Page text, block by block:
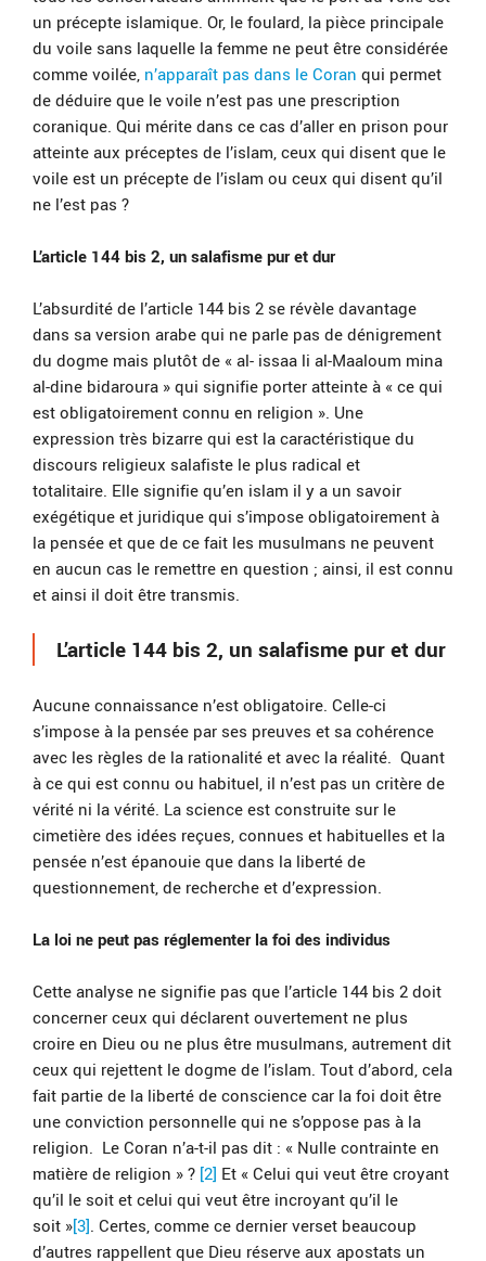
un précepte islamique. Or, le foulard, la pièce principale
du voile sans laquelle la femme ne peut être considérée
comme voilée, n’apparaît pas dans le Coran qui permet
de déduire que le voile n’est pas une prescription
coranique. Qui mérite dans ce cas d’aller en prison pour
atteinte aux préceptes de l’islam, ceux qui disent que le
voile est un précepte de l’islam ou ceux qui disent qu’il
ne l’est pas ?
L’article 144 bis 2, un salafisme pur et dur
L’absurdité de l’article 144 bis 2 se révèle davantage
dans sa version arabe qui ne parle pas de dénigrement
du dogme mais plutôt de « al- issaa li al-Maaloum mina
al-dine bidaroura » qui signifie porter atteinte à « ce qui
est obligatoirement connu en religion ». Une
expression très bizarre qui est la caractéristique du
discours religieux salafiste le plus radical et
totalitaire. Elle signifie qu’en islam il y a un savoir
exégétique et juridique qui s’impose obligatoirement à
la pensée et que de ce fait les musulmans ne peuvent
en aucun cas le remettre en question ; ainsi, il est connu
et ainsi il doit être transmis.
L’article 144 bis 2, un salafisme pur et dur
Aucune connaissance n’est obligatoire. Celle-ci
s’impose à la pensée par ses preuves et sa cohérence
avec les règles de la rationalité et avec la réalité. Quant
à ce qui est connu ou habituel, il n’est pas un critère de
vérité ni la vérité. La science est construite sur le
cimetière des idées reçues, connues et habituelles et la
pensée n’est épanouie que dans la liberté de
questionnement, de recherche et d’expression.
La loi ne peut pas réglementer la foi des individus
Cette analyse ne signifie pas que l’article 144 bis 2 doit
concerner ceux qui déclarent ouvertement ne plus
croire en Dieu ou ne plus être musulmans, autrement dit
ceux qui rejettent le dogme de l’islam. Tout d’abord, cela
fait partie de la liberté de conscience car la foi doit être
une conviction personnelle qui ne s’oppose pas à la
religion. Le Coran n’a-t-il pas dit : « Nulle contrainte en
matière de religion » ? [2] Et « Celui qui veut être croyant
qu’il le soit et celui qui veut être incroyant qu’il le
soit »[3]. Certes, comme ce dernier verset beaucoup
d’autres rappellent que Dieu réserve aux apostats un